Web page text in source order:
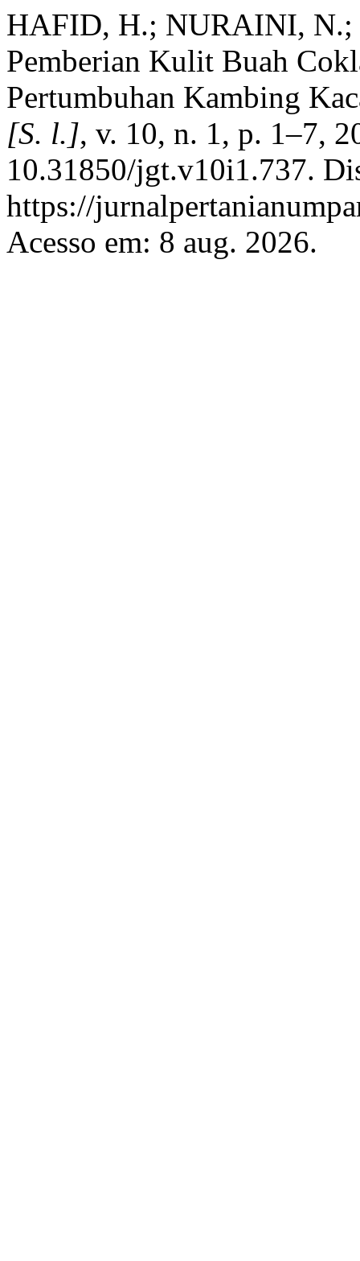
HAFID, H.; NURAINI,
Pemberian Kulit Buah
Pertumbuhan Kambing
[S. l.], v. 10, n. 1, p. 1–7,
10.31850/jgt.v10i1.737.
https://
Acesso em: 8 aug. 2026.